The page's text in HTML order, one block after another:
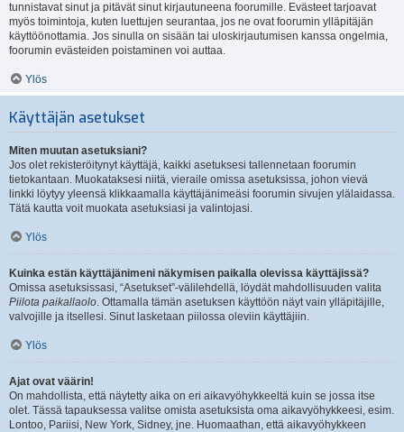
tunnistavat sinut ja pitävät sinut kirjautuneena foorumille. Evästeet tarjoavat
myös toimintoja, kuten luettujen seurantaa, jos ne ovat foorumin ylläpitäjän
käyttöönottamia. Jos sinulla on sisään tai uloskirjautumisen kanssa ongelmia,
foorumin evästeiden poistaminen voi auttaa.
Ylös
Käyttäjän asetukset
Miten muutan asetuksiani?
Jos olet rekisteröitynyt käyttäjä, kaikki asetuksesi tallennetaan foorumin
tietokantaan. Muokataksesi niitä, vieraile omissa asetuksissa, johon vievä
linkki löytyy yleensä klikkaamalla käyttäjänimeäsi foorumin sivujen ylälaidassa.
Tätä kautta voit muokata asetuksiasi ja valintojasi.
Ylös
Kuinka estän käyttäjänimeni näkymisen paikalla olevissa käyttäjissä?
Omissa asetuksissasi, “Asetukset”-välilehdellä, löydät mahdollisuuden valita
Piilota paikallaolo. Ottamalla tämän asetuksen käyttöön näyt vain ylläpitäjille,
valvojille ja itsellesi. Sinut lasketaan piilossa oleviin käyttäjiin.
Ylös
Ajat ovat väärin!
On mahdollista, että näytetty aika on eri aikavyöhykkeeltä kuin se jossa itse
olet. Tässä tapauksessa valitse omista asetuksista oma aikavyöhykkeesi, esim.
Lontoo, Pariisi, New York, Sidney, jne. Huomaathan, että aikavyöhykkeen